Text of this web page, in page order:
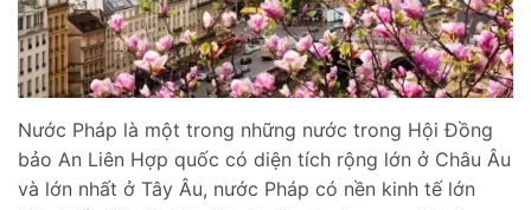
Nước Pháp là một trong những nước trong Hội Đồng
bảo An Liên Hợp quốc có diện tích rộng lớn ở Châu Âu
và lớn nhất ở Tây Âu, nước Pháp có nền kinh tế lớn